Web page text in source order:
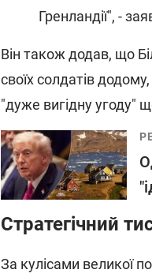
Гренландії", -
Він також додав, що
своїх солдатів
"дуже вигідну угоду"
Стратегічний
За кулісами великої